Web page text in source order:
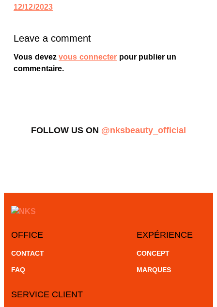
12/12/2023
Leave a comment
Vous devezvous connecter pour publier un
commentaire.
FOLLOW US ON @nksbeauty_official
OFFICE
CONTACT
FAQ
EXPÉRIENCE
CONCEPT
MARQUES
SERVICE CLIENT